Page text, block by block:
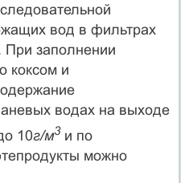
вод в фильтрах
При заполнении
коксом и
водах на выходе
10г/м3и по
можно